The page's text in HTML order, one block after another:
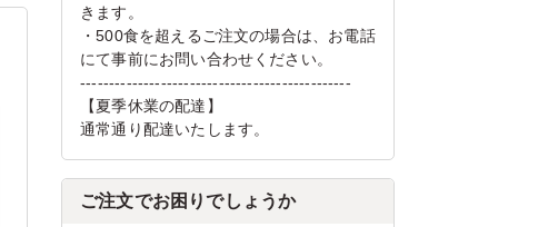
きます。
・500食を超えるご注文の場合は、お電話
にて事前にお問い合わせください。
-----------------------------------------------
【夏季休業の配達】
通常通り配達いたします。
ご注文でお困りでしょうか